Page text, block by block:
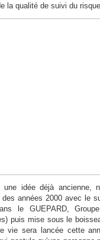
la qualité de suivi du
idée déjà ancienne,
années 2000 avec le
le GUEPARD,
puis mise sous le
vie sera lancée cette